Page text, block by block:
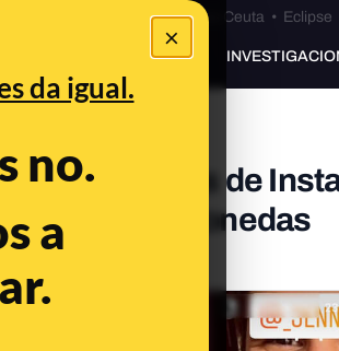
×
da igual.
no.
a
Especial Ceuta•Bulos Ceuta • Eclipse
PREBUNKING
a cuentas de
en criptomonedas